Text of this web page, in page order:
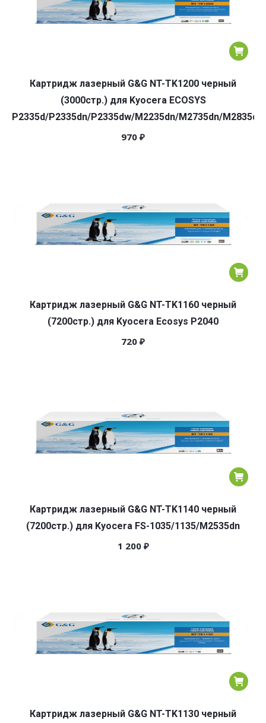
Картридж лазерный G&G NT-TK1200 черный
(3000стр.) для Kyocera ECOSYS
P2335d/P2335dn/P2335dw/M2235dn/M2735dn/M2835dw
970 ₽
Картридж лазерный G&G NT-TK1160 черный
(7200стр.) для Kyocera Ecosys P2040
720 ₽
Картридж лазерный G&G NT-TK1140 черный
(7200стр.) для Kyocera FS-1035/1135/M2535dn
1 200 ₽
Картридж лазерный G&G NT-TK1130 черный